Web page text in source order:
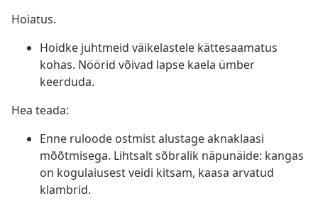
Hoiatus.
Hoidke juhtmeid väikelastele kättesaamatus
kohas. Nöörid võivad lapse kaela ümber
keerduda.
Hea teada:
Enne ruloode ostmist alustage aknaklaasi
mõõtmisega. Lihtsalt sõbralik näpunäide: kangas
on kogulaiusest veidi kitsam, kaasa arvatud
klambrid.